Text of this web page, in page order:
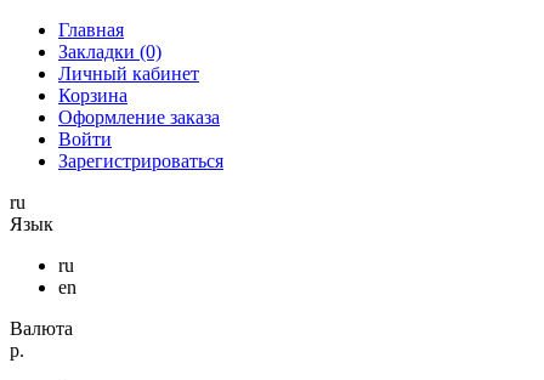
Главная
Закладки (0)
Личный кабинет
Корзина
Оформление заказа
Войти
Зарегистрироваться
ru
Язык
ru
en
Валюта
р.